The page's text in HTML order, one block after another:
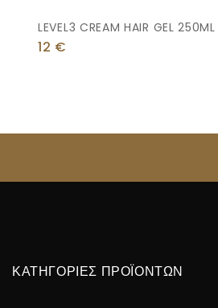
LEVEL3 CREAM HAIR GEL 250ML
12 €
ΚΑΤΗΓΟΡΙΕΣ ΠΡΟΪΟΝΤΩΝ